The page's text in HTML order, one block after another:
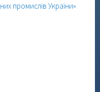
промислів України»